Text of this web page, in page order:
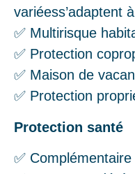
variéess’adaptent
✅ Multirisque
✅ Protection
✅ Maison de
✅ Protection
Protection santé
✅